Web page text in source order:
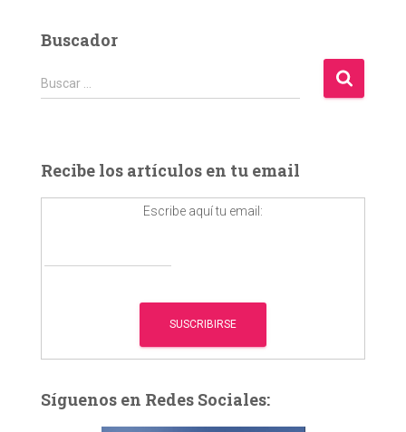
Buscador
B
u
r
:
Buscar …
Recibe los artículos en tu email
Escribe aquí tu email:
Síguenos en Redes Sociales: